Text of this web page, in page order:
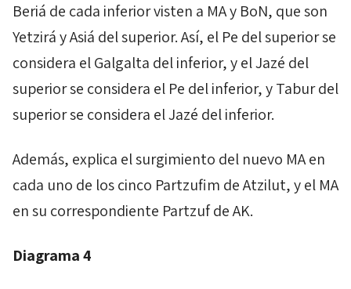
Beriá de cada inferior visten a MAy BoN, que son
YetziráyAsiá del superior. Así, el Pe del superior se
considera elGalgalta del inferior, y elJazé del
superior se considera el Pe del inferior, yTaburdel
superior se considera elJazé del inferior.
Además, explica el surgimiento del nuevo MAen
cada uno de los cinco Partzufim deAtzilut, y el MA
en su correspondiente Partzufde AK.
Diagrama 4